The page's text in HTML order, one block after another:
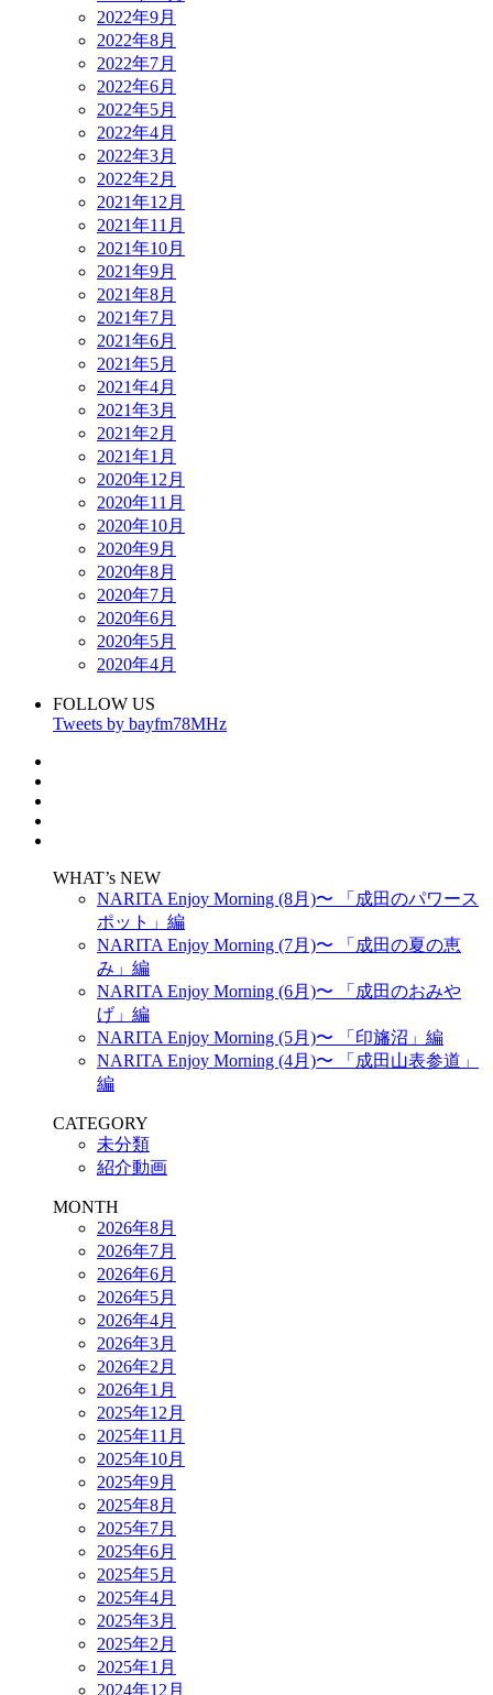
2022年9月
2022年8月
2022年7月
2022年6月
2022年5月
2022年4月
2022年3月
2022年2月
2021年12月
2021年11月
2021年10月
2021年9月
2021年8月
2021年7月
2021年6月
2021年5月
2021年4月
2021年3月
2021年2月
2021年1月
2020年12月
2020年11月
2020年10月
2020年9月
2020年8月
2020年7月
2020年6月
2020年5月
2020年4月
FOLLOW US
Tweets by bayfm78MHz
WHAT’s NEW
NARITA Enjoy Morning (8月)〜 「成田のパワース
ポット」編
NARITA Enjoy Morning (7月)〜 「成田の夏の恵
み」編
NARITA Enjoy Morning (6月)〜 「成田のおみや
げ」編
NARITA Enjoy Morning (5月)〜 「印旛沼」編
NARITA Enjoy Morning (4月)〜 「成田山表参道」
編
CATEGORY
未分類
紹介動画
MONTH
2026年8月
2026年7月
2026年6月
2026年5月
2026年4月
2026年3月
2026年2月
2026年1月
2025年12月
2025年11月
2025年10月
2025年9月
2025年8月
2025年7月
2025年6月
2025年5月
2025年4月
2025年3月
2025年2月
2025年1月
2024年12月